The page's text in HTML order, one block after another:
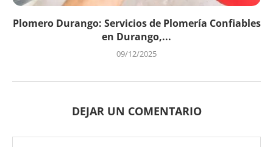
Plomero Durango: Servicios de Plomería Confiables
en Durango,...
09/12/2025
DEJAR UN COMENTARIO